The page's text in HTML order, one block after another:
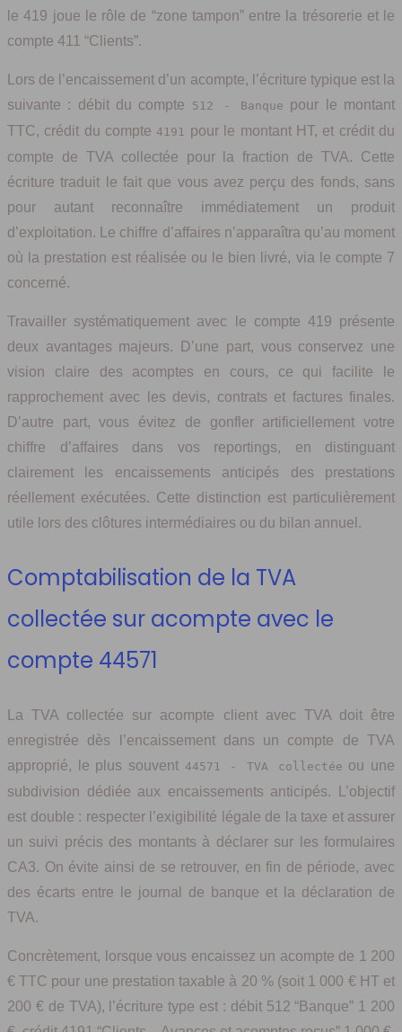
le 419 joue le rôle de “zone tampon” entre la trésorerie et le
compte 411 “Clients”.
Lors de l’encaissement d’un acompte, l’écriture typique est la
suivante : débit du compte
512 - Banque pour le montant
TTC, crédit du compte 4191 pour le montant HT, et crédit du
compte de TVA collectée pour la fraction de TVA. Cette
écriture traduit le fait que vous avez perçu des fonds, sans
pour autant reconnaître immédiatement un produit
d’exploitation. Le chiffre d’affaires n’apparaîtra qu’au moment
où la prestation est réalisée ou le bien livré, via le compte 7
concerné.
Travailler systématiquement avec le compte 419 présente
deux avantages majeurs. D’une part, vous conservez une
vision claire des acomptes en cours, ce qui facilite le
rapprochement avec les devis, contrats et factures finales.
D’autre part, vous évitez de gonfler artificiellement votre
chiffre d’affaires dans vos reportings, en distinguant
clairement les encaissements anticipés des prestations
réellement exécutées. Cette distinction est particulièrement
utile lors des clôtures intermédiaires ou du bilan annuel.
Comptabilisation de la TVA
collectée sur acompte avec le
compte 44571
La TVA collectée sur acompte client avec TVA doit être
enregistrée dès l’encaissement dans un compte de TVA
approprié, le plus souvent 44571 - TVA collectée ou une
subdivision dédiée aux encaissements anticipés. L’objectif
est double : respecter l’exigibilité légale de la taxe et assurer
un suivi précis des montants à déclarer sur les formulaires
CA3. On évite ainsi de se retrouver, en fin de période, avec
des écarts entre le journal de banque et la déclaration de
TVA.
Concrètement, lorsque vous encaissez un acompte de 1 200
€ TTC pour une prestation taxable à 20 % (soit 1 000 € HT et
200 € de TVA), l’écriture type est : débit 512 “Banque” 1 200